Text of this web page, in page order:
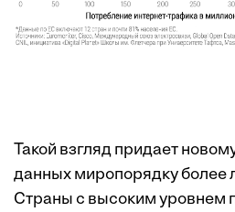
Такой взгляд придает
данных миропорядку более
Страны с высоким уровнем